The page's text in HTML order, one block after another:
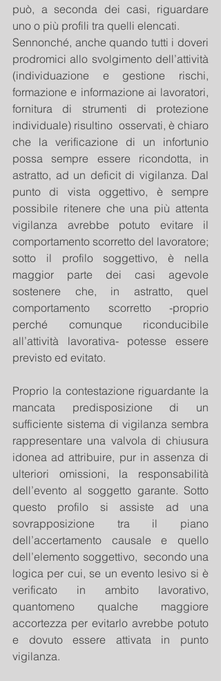
può, a seconda dei casi, riguardare
uno o più profili tra quelli elencati.
Sennonché, anche quando tutti i doveri
prodromici allo svolgimento dell’attività
(individuazione e gestione rischi,
formazione e informazione ai lavoratori,
fornitura di strumenti di protezione
individuale) risultino  osservati, è chiaro
che la verificazione di un infortunio
possa sempre essere ricondotta, in
astratto, ad un deficit di vigilanza. Dal
punto di vista oggettivo, è sempre
possibile ritenere che una più attenta
vigilanza avrebbe potuto evitare il
comportamento scorretto del lavoratore;
sotto il profilo soggettivo, è nella
maggior parte dei casi agevole
sostenere che, in astratto, quel
comportamento scorretto -proprio
perché comunque riconducibile
all’attività lavorativa- potesse essere
previsto ed evitato.
Proprio la contestazione riguardante la
mancata predisposizione di un
sufficiente sistema di vigilanza sembra
rappresentare una valvola di chiusura
idonea ad attribuire, pur in assenza di
ulteriori omissioni, la responsabilità
dell’evento al soggetto garante. Sotto
questo profilo si assiste ad una
sovrapposizione tra il piano
dell’accertamento causale e quello
dell’elemento soggettivo,  secondo una
logica per cui, se un evento lesivo si è
verificato in ambito lavorativo,
quantomeno qualche maggiore
accortezza per evitarlo avrebbe potuto
e dovuto essere attivata in punto
vigilanza.